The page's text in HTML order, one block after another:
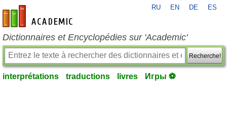
fr-academic.com
RU EN DE ES
Dictionnaires et Encyclopédies sur 'Academic'
Recherche!
interprétations traductions livres Игры ⚽